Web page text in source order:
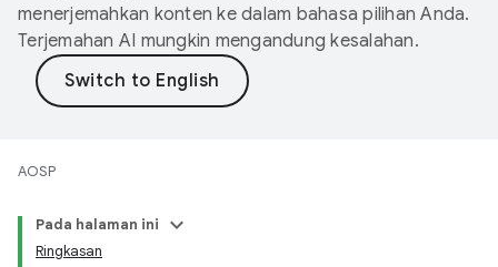
menerjemahkan konten ke dalam bahasa pilihan Anda.
Terjemahan AI mungkin mengandung kesalahan.
AOSP
Pada halaman ini
Ringkasan